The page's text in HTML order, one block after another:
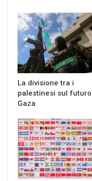
La divisione tra i
palestinesi sul
Gaza